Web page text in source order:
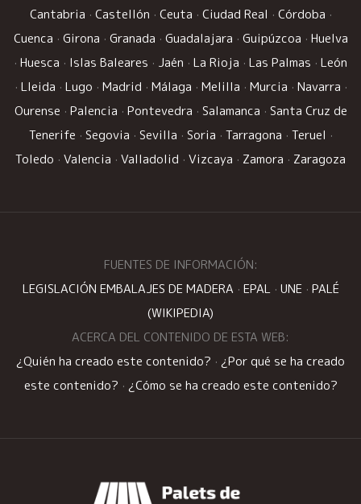
Cantabria · Castellón · Ceuta · Ciudad Real · Córdoba ·
Cuenca · Girona · Granada · Guadalajara · Guipúzcoa · Huelva
· Huesca · Islas Baleares · Jaén · La Rioja · Las Palmas · León
· Lleida · Lugo · Madrid · Málaga · Melilla · Murcia · Navarra ·
Ourense · Palencia · Pontevedra · Salamanca · Santa Cruz de
Tenerife · Segovia · Sevilla · Soria · Tarragona · Teruel ·
Toledo · Valencia · Valladolid · Vizcaya · Zamora · Zaragoza
FUENTES DE INFORMACIÓN:
LEGISLACIÓN EMBALAJES DE MADERA · EPAL· UNE · PALÉ
(WIKIPEDIA)
ACERCA DEL CONTENIDO DE ESTA WEB:
¿Quién ha creado este contenido? · ¿Por qué se ha creado
este contenido? · ¿Cómo se ha creado este contenido?